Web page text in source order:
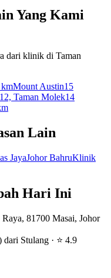
Yang Kami
dari klinik di Taman
Mount Austin15
Taman Molek14
Lain
JayaJohor BahruKlinik
Hari Ini
81700 Masai, Johor
Stulang · ⭐ 4.9